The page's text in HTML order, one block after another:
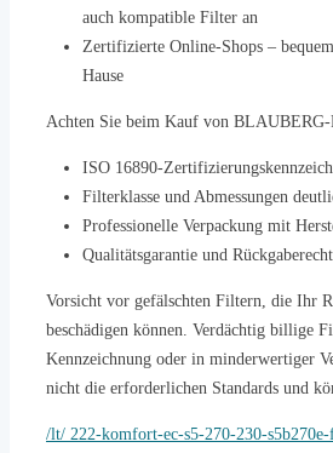
auch kompatible Filter an
Zertifizierte Online-Shops –
Hause
Achten Sie beim Kauf von
ISO 16890-
Filterklasse und Abmessungen
Professionelle Verpackung mit
Qualitätsgarantie und Rückgaberecht
Vorsicht vor gefälschten Filtern, die Ihr
beschädigen können. Verdächtig billige
Kennzeichnung oder in minderwertiger
nicht die erforderlichen Standards und
/lt/ 222-komfort-ec-s5-270-230-